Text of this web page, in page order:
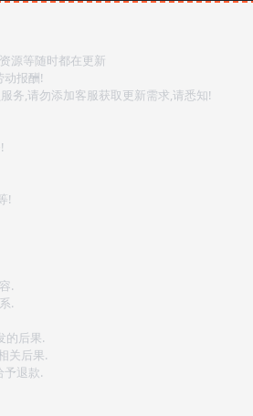
源等随时都在更新
动报酬!
务,请勿添加客服获取更新需求,请悉知!
!
.
.
的后果.
关后果.
退款.